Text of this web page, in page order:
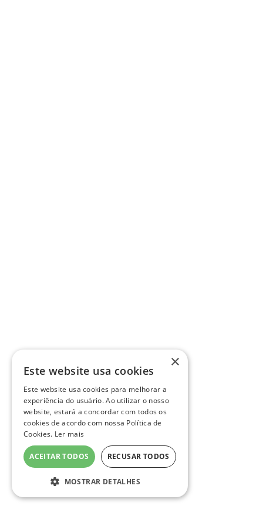
×
Este website usa cookies
Este website usa cookies para melhorar a
experiência do usuário. Ao utilizar o nosso
website, estará a concordar com todos os
cookies de acordo com nossa Política de
Cookies. Ler mais
ACEITAR TODOS RECUSAR TODOS
MOSTRAR DETALHES